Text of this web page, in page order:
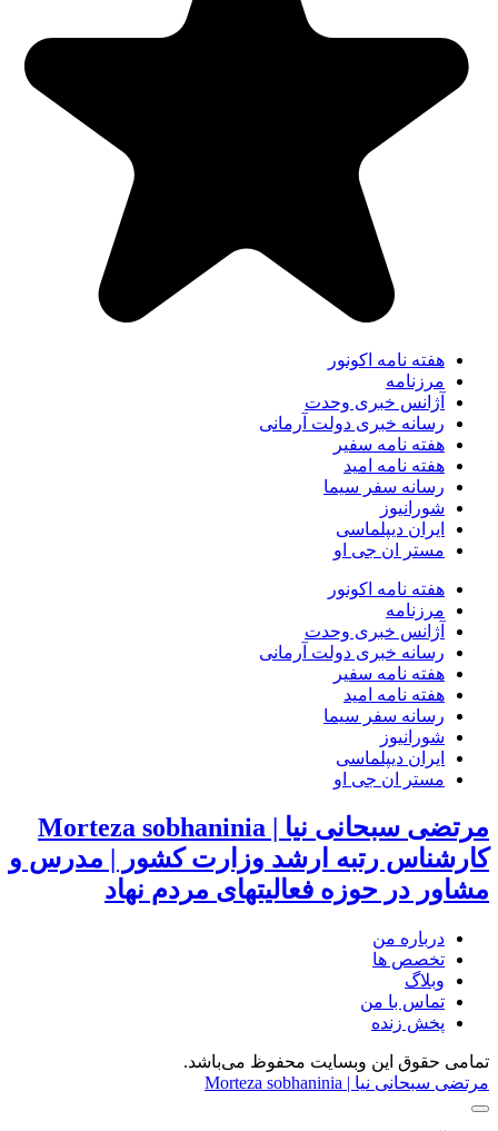
هفته نامه اکونور
مرزنامه
آژانس خبری وحدت
رسانه خبری دولت آرمانی
هفته نامه سفیر
هفته نامه امید
رسانه سفر سیما
شورانیوز
ایران دیپلماسی
مستر ان جی او
هفته نامه اکونور
مرزنامه
آژانس خبری وحدت
رسانه خبری دولت آرمانی
هفته نامه سفیر
هفته نامه امید
رسانه سفر سیما
شورانیوز
ایران دیپلماسی
مستر ان جی او
مرتضی سبحانی نیا | Morteza sobhaninia
کارشناس رتبه ارشد وزارت کشور | مدرس و
مشاور در حوزه فعالیتهای مردم نهاد
درباره من
تخصص ها
وبلاگ
تماس با من
پخش زنده
تمامی حقوق این وبسایت محفوظ می‌باشد.
مرتضی سبحانی نیا | Morteza sobhaninia